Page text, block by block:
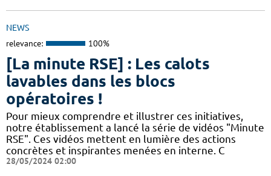
NEWS
relevance: 100%
[La minute RSE] : Les calots
lavables dans les blocs
opératoires !
Pour mieux comprendre et illustrer ces initiatives,
notre établissement a lancé la série de vidéos "Minute
RSE". Ces vidéos mettent en lumière des actions
concrètes et inspirantes menées en interne. C
28/05/2024 02:00